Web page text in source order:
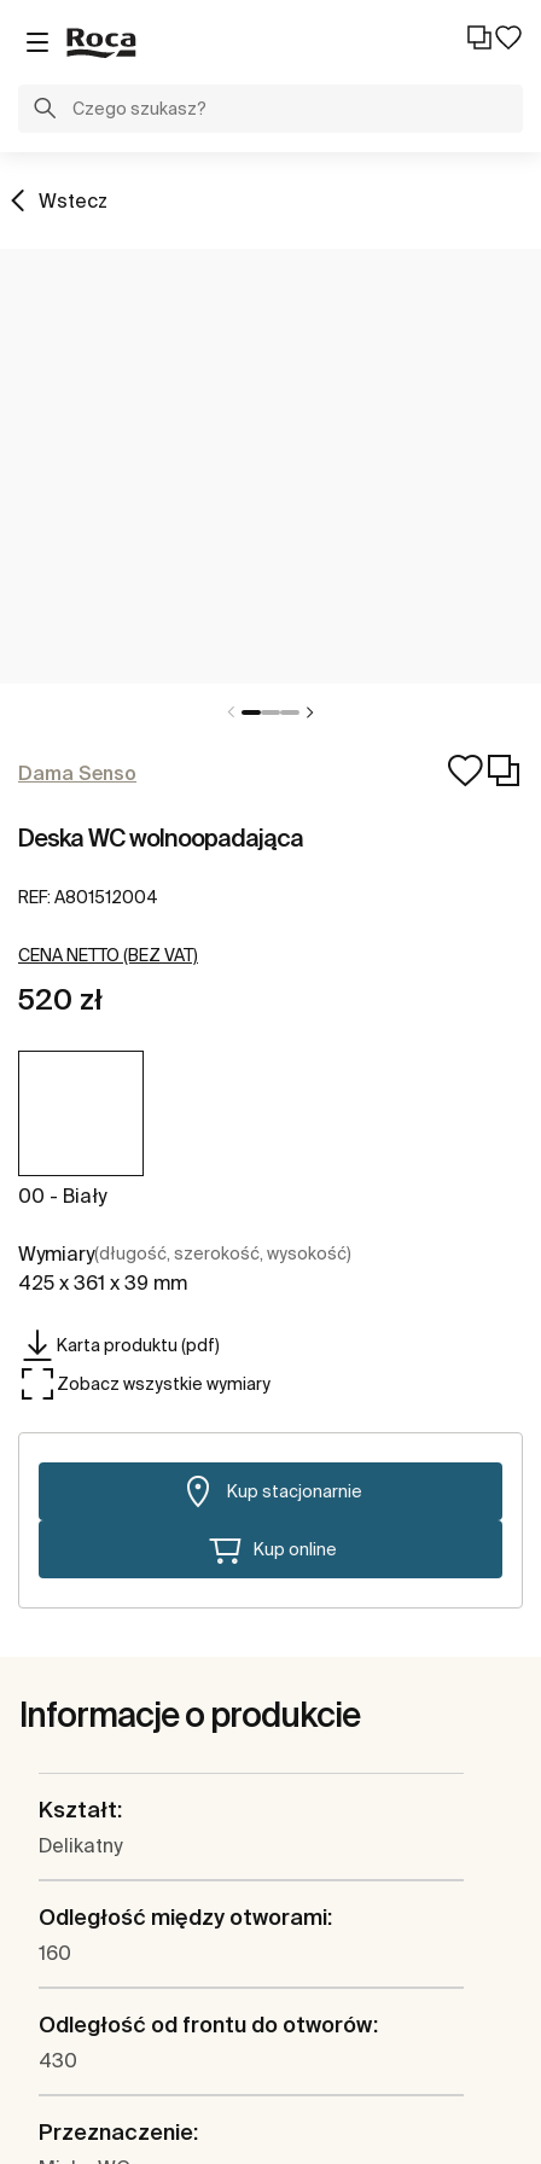
Wstecz
Dama Senso
Deska WC wolnoopadająca
REF: A801512004
CENA NETTO (BEZ VAT)
520 zł
00 - Biały
Wymiary(długość, szerokość, wysokość)
425 x 361 x 39 mm
Karta produktu (pdf)
Zobacz wszystkie wymiary
Kup stacjonarnie
Kup online
Informacje o produkcie
Kształt:
Delikatny
Odległość między otworami:
160
Odległość od frontu do otworów:
430
Przeznaczenie: